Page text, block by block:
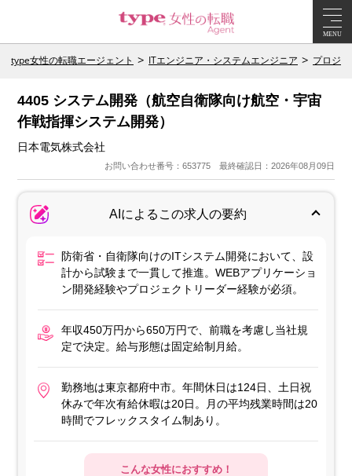
MENU
type女性の転職エージェント ITエンジニア・システムエンジニア プロジ
4405 システム開発（航空自衛隊向け航空・宇宙
作戦指揮システム開発）
日本電気株式会社
お問い合わせ番号：653775 最終確認日：2026年08月09日
AIによるこの求人の要約
防衛省・自衛隊向けのITシステム開発において、設
計から試験まで一貫して推進。WEBアプリケーショ
ン開発経験やプロジェクトリーダー経験が必須。
年収450万円から650万円で、前職を考慮し当社規
定で決定。給与形態は固定給制月給。
勤務地は東京都府中市。年間休日は124日、土日祝
休みで年次有給休暇は20日。月の平均残業時間は20
時間でフレックスタイム制あり。
こんな女性におすすめ！